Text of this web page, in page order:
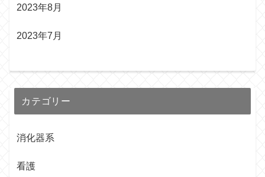
2023年8月
2023年7月
カテゴリー
消化器系
看護